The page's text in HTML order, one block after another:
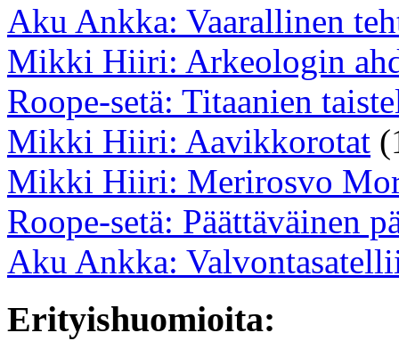
Aku Ankka: Vaarallinen
Mikki Hiiri: Arkeologin
Roope-setä: Titaanien
Mikki Hiiri: Aavikkorotat
Mikki Hiiri: Merirosvo
Roope-setä: Päättäväinen
Aku Ankka:
Erityishuomioita: